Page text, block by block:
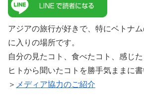
アジアの旅行が好きで、特にベトナ
に入りの場所です。
自分の見たコト、食べたコト、感じ
ヒトから聞いたコトを勝手気ままに書
＞ メディア協力のご紹介